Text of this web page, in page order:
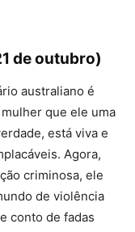
de outubro)
australiano é
que ele uma
está viva e
Agora,
criminosa, ele
de violência
conto de fadas